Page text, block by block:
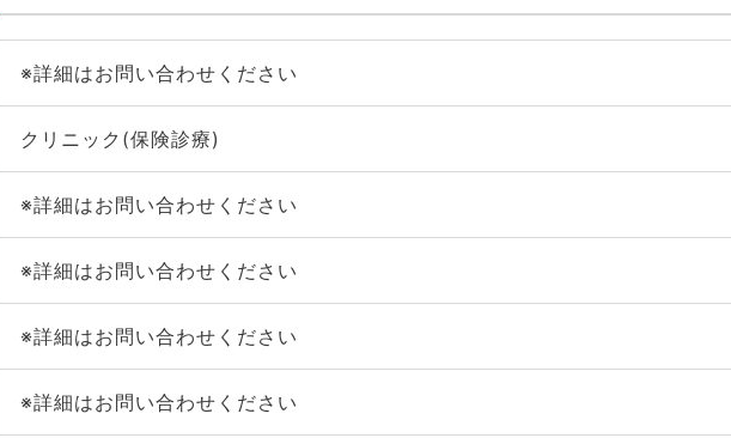
※詳細はお問い合わせください
クリニック(保険診療)
※詳細はお問い合わせください
※詳細はお問い合わせください
※詳細はお問い合わせください
※詳細はお問い合わせください